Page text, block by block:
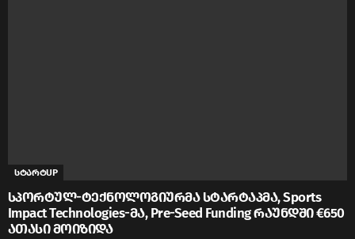
სტარტUP
სპორტულ-ტექნოლოგიურმა სტარტაპმა, Sports
Impact Technologies-მა, Pre-Seed Funding რაუნდში €650
ათასი მოიზიდა